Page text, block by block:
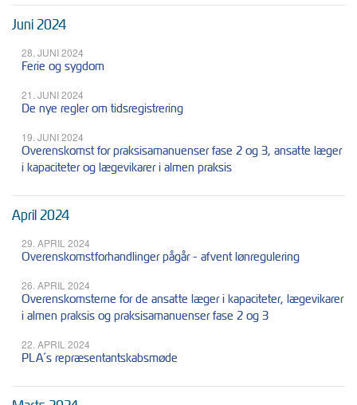
Juni 2024
28. JUNI 2024
Ferie og sygdom
21. JUNI 2024
De nye regler om tidsregistrering
19. JUNI 2024
Overenskomst for praksisamanuenser fase 2 og 3, ansatte læger
i kapaciteter og lægevikarer i almen praksis
April 2024
29. APRIL 2024
Overenskomstforhandlinger pågår - afvent lønregulering
26. APRIL 2024
Overenskomsterne for de ansatte læger i kapaciteter, lægevikarer
i almen praksis og praksisamanuenser fase 2 og 3
22. APRIL 2024
PLA´s repræsentantskabsmøde